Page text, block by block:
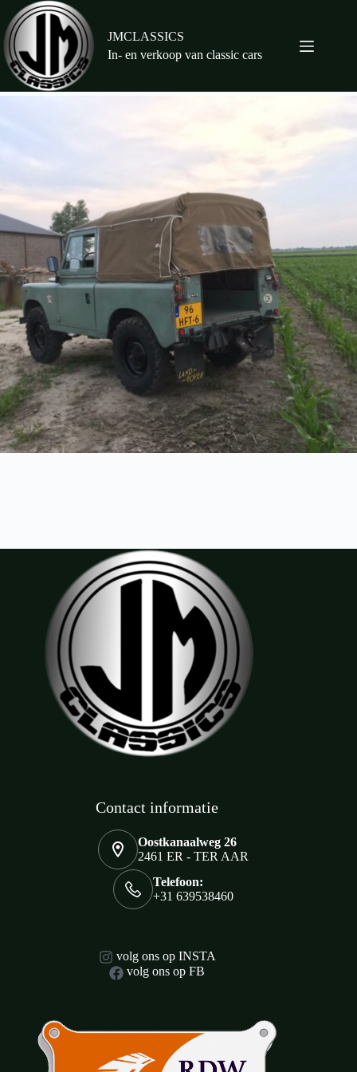
naar
de
inhoud
JMCLASSICS
In- en verkoop van classic cars
Contact informatie
Oostkanaalweg 26
2461 ER - TER AAR
Telefoon:
+31 639538460
volg ons op INSTA
volg ons op FB